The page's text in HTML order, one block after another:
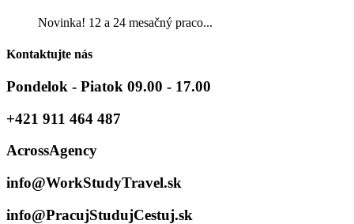
Novinka! 12 a 24 mesačný praco...
Kontaktujte nás
Pondelok - Piatok 09.00 - 17.00
+421 911 464 487
AcrossAgency
info@WorkStudyTravel.sk
info@PracujStudujCestuj.sk